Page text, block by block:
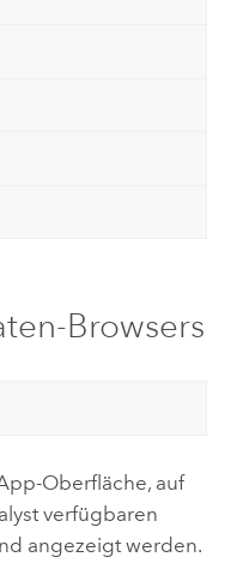
Browsers
Oberfläche, auf
verfügbaren
angezeigt werden.